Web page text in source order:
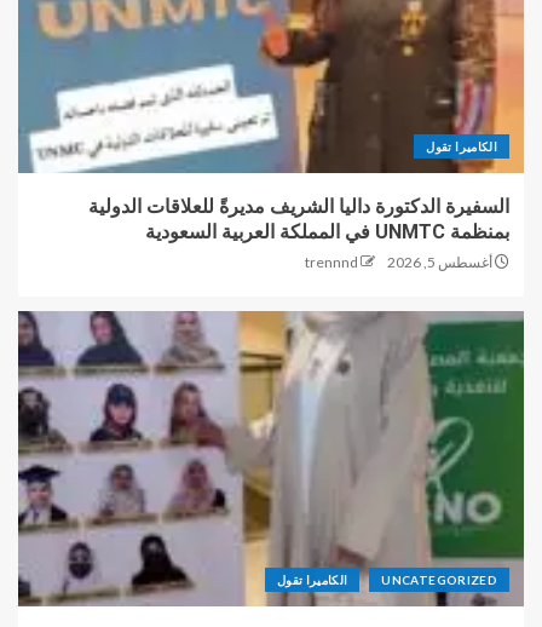
الكاميرا تقول
السفيرة الدكتورة داليا الشريف مديرةً للعلاقات الدولية
بمنظمة UNMTC في المملكة العربية السعودية
أغسطس 5, 2026 trennnd
UNCATEGORIZED الكاميرا تقول